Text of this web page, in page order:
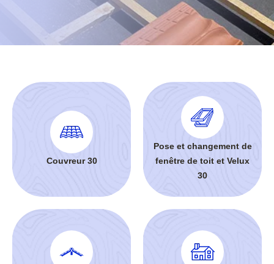
Couvreur 30
Pose et changement de
fenêtre de toit et Velux
30